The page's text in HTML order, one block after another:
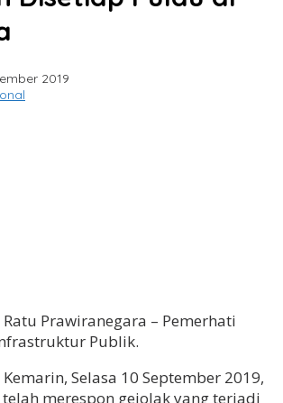
2019
Prawiranegara – Pemerhati
Publik.
Selasa 10 September 2019,
telah merespon gejolak yang terjadi